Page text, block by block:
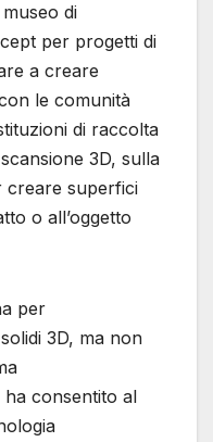
di
per progetti di
a creare
le comunità
di raccolta
3D, sulla
creare superfici
o all’oggetto
per
3D, ma non
ha consentito al